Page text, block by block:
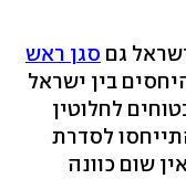
גם סגן ראש
בין ישראל
לחלוטין
לסדרת
שום כוונה